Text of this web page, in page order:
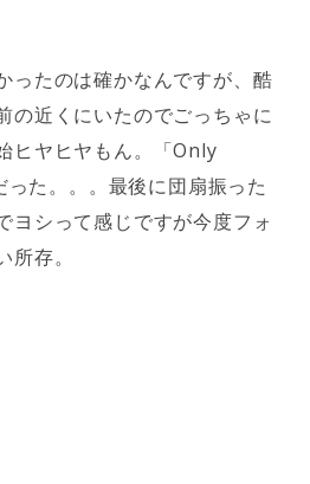
ったのは確かなんですが、酷
の近くにいたのでごっちゃに
ヒヤヒヤもん。「Only
た。。。最後に団扇振った
ヨシって感じですが今度フォ
存。